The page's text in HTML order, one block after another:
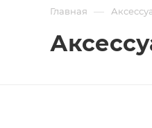
Главная —